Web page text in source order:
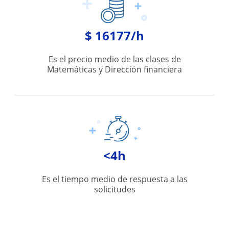
$ 16177/h
Es el precio medio de las clases de
Matemáticas y Dirección financiera
<4h
Es el tiempo medio de respuesta a las
solicitudes